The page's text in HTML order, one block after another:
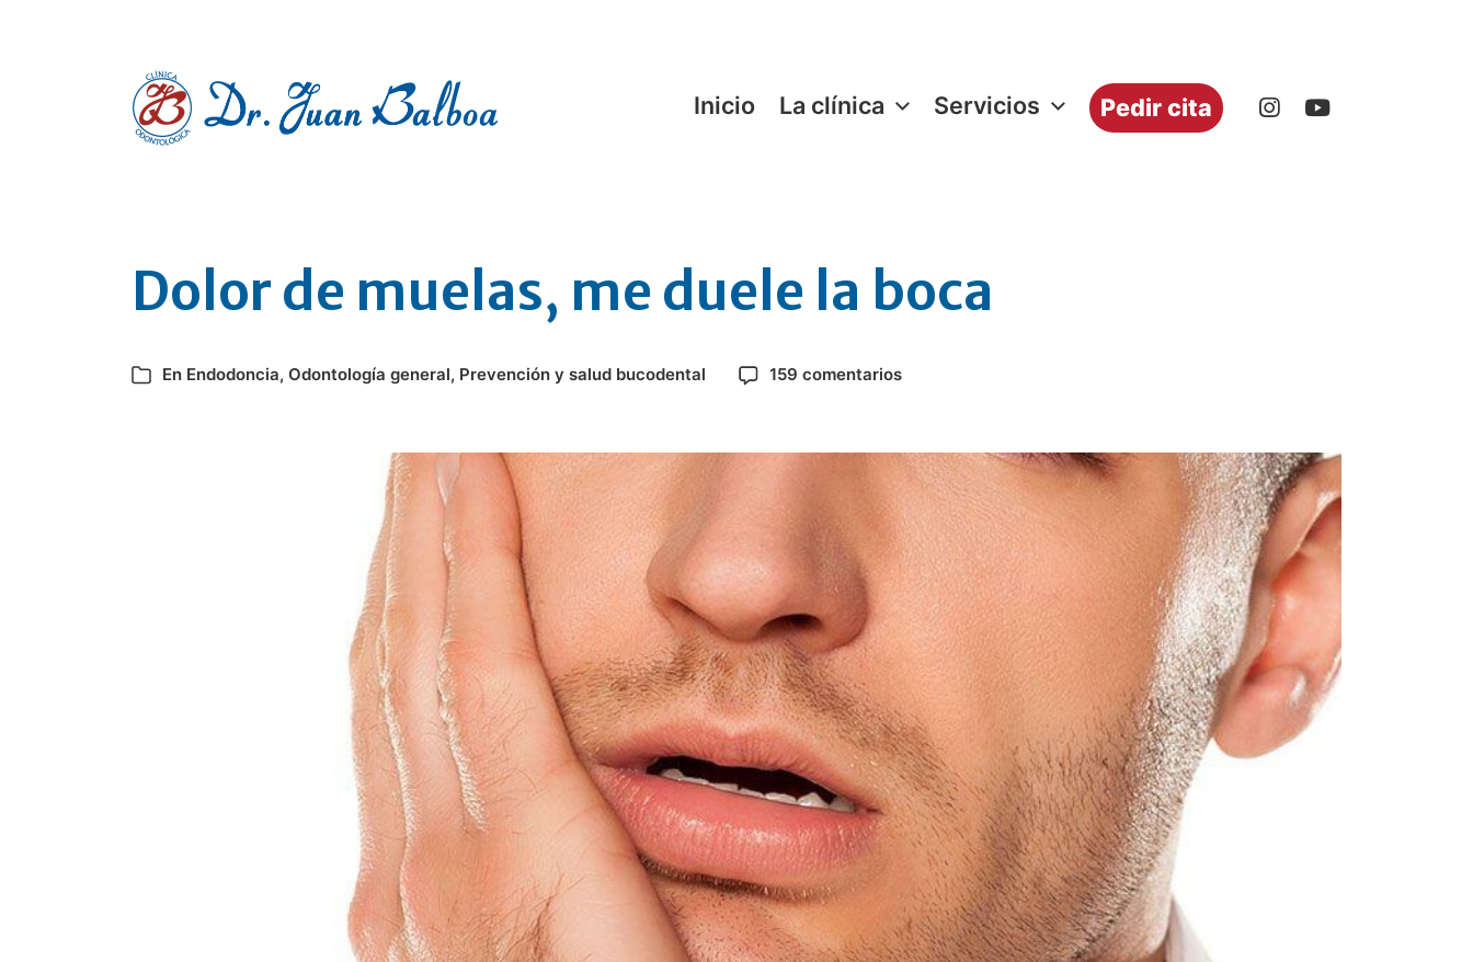
Clínica dental en Pontevedra Inicio La clínica Servicios Pedir cita
Dolor de muelas, me duele la boca
En Endodoncia, Odontología general, Prevención y salud bucodental 159 comentarios